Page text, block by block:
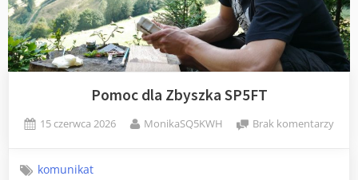
Pomoc dla Zbyszka SP5FT
Posted
15 czerwca 2026 By
MonikaSQ5KWH Brak komentarzydo
komunikat